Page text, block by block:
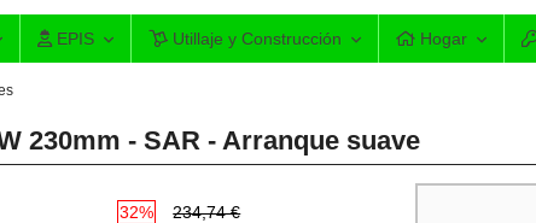
EPIS Utillaje y Construcción Hogar
230mm - SAR - Arranque suave
32% 234,74 €